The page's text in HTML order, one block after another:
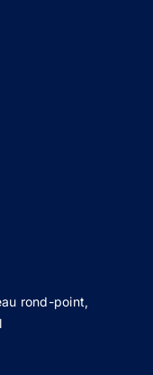
rond-point,